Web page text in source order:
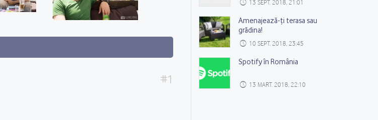
13 SEPT. 2018, 21:01
Amenajează-ți terasa sau
grădina!
10 SEPT. 2018, 23:45
Spotify în România
13 MART. 2018, 22:10